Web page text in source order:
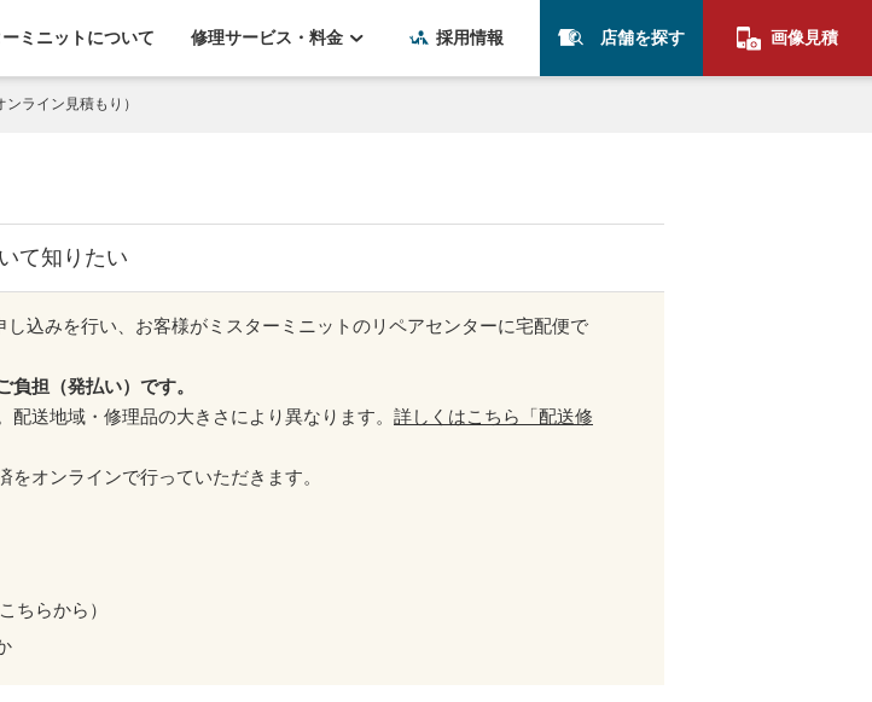
ーミニットについて 修理サービス・料金 採用情報 店舗を探す 画像見積
ライン見積もり）
て知りたい
込みを行い、お客様がミスターミニットのリペアセンターに宅配便で
負担（発払い）です。
配送地域・修理品の大きさにより異なります。 詳しくはこちら「配送修
をオンラインで行っていただきます。
ちらから）